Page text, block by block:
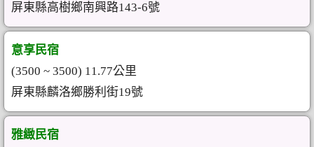
屏東縣高樹鄉南興路143-6號
意享民宿
(3500 ~ 3500) 11.77公里
屏東縣麟洛鄉勝利街19號
雅緻民宿